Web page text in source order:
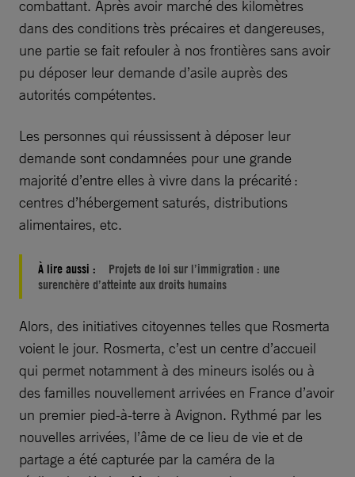
combattant. Après avoir marché des kilomètres
dans des conditions très précaires et dangereuses,
une partie se fait refouler à nos frontières sans avoir
pu déposer leur demande d’asile auprès des
autorités compétentes.
Les personnes qui réussissent à déposer leur
demande sont condamnées pour une grande
majorité d’entre elles à vivre dans la précarité :
centres d’hébergement saturés, distributions
alimentaires, etc.
À lire aussi :
Projets de loi sur l’immigration : une
surenchère d’atteinte aux droits humains
Alors, des initiatives citoyennes telles que Rosmerta
voient le jour. Rosmerta, c’est un centre d’accueil
qui permet notamment à des mineurs isolés ou à
des familles nouvellement arrivées en France d’avoir
un premier pied-à-terre à Avignon. Rythmé par les
nouvelles arrivées, l’âme de ce lieu de vie et de
partage a été capturée par la caméra de la